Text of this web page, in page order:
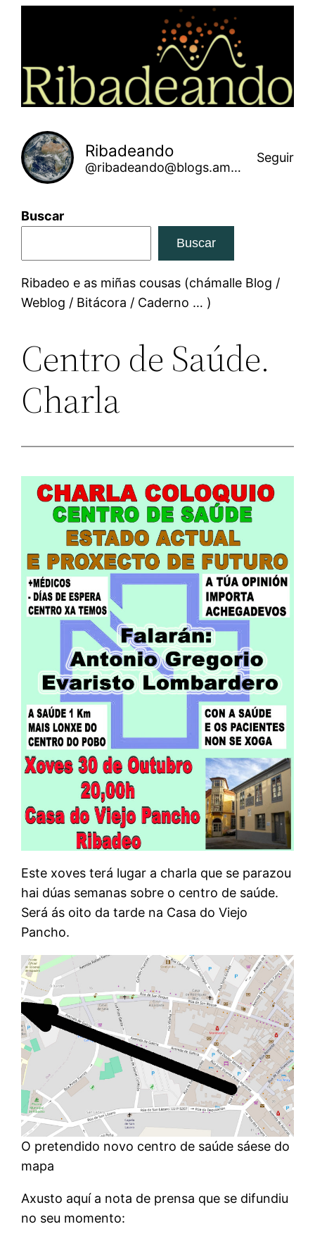
Ribadeando
@ribadeando@blogs.amarinha.gal
Seguir
Buscar
Buscar
Ribadeo e as miñas cousas (chámalle Blog /
Weblog / Bitácora / Caderno … )
Centro de Saúde.
Charla
Este xoves terá lugar a charla que se parazou
hai dúas semanas sobre o centro de saúde.
Será ás oito da tarde na Casa do Viejo
Pancho.
O pretendido novo centro de saúde sáese do
mapa
Axusto aquí a nota de prensa que se difundiu
no seu momento: